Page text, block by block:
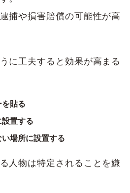
捕や損害賠償の可能性が高
に工夫すると効果が高まる
を貼る
置する
場所に設置する
人物は特定されることを嫌